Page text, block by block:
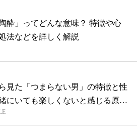
陶酔」ってどんな意味？ 特徴や心
法などを詳しく解説
見た「つまらない男」の特徴と性
にいても楽しくないと感じる原因